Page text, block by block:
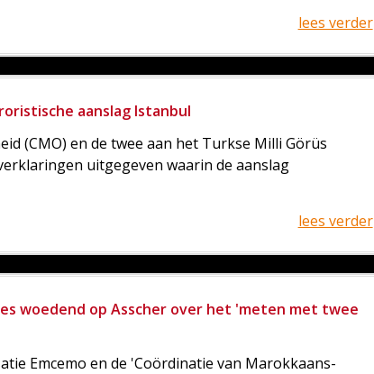
lees verder
aanslag Istanbul
(CMO) en de twee aan het Turkse Milli Görüs
uitgegeven waarin de aanslag
lees verder
woedend op Asscher over het 'meten met twee
Emcemo en de 'Coördinatie van Marokkaans-